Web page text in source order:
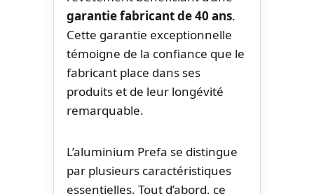
garantie fabricant de 40 ans.
Cette garantie exceptionnelle
témoigne de la confiance que le
fabricant place dans ses
produits et de leur longévité
remarquable.
L’aluminium Prefa se distingue
par plusieurs caractéristiques
essentielles. Tout d’abord, ce